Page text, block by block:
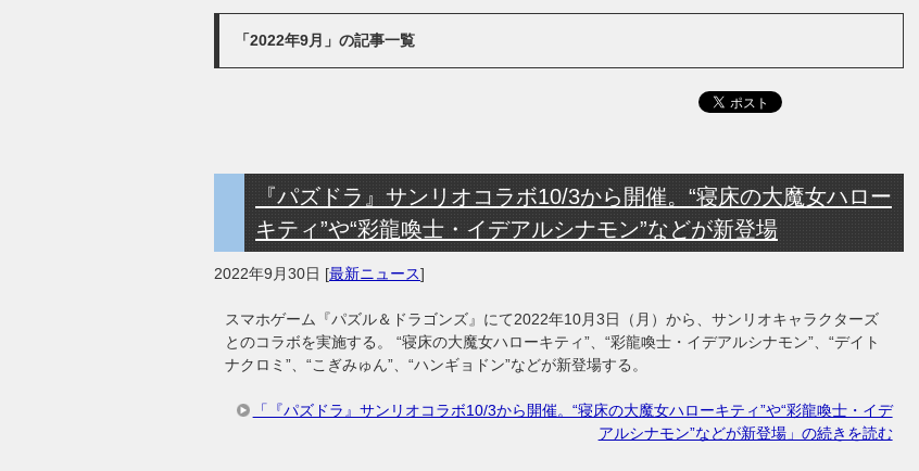
「2022年9月」の記事一覧
『パズドラ』サンリオコラボ10/3から開催。“寝床の大魔女ハロー
キティ”や“彩龍喚士・イデアルシナモン”などが新登場
2022年9月30日 [最新ニュース]
スマホゲーム『パズル＆ドラゴンズ』にて2022年10月3日（月）から、サンリオキャラクターズ
とのコラボを実施する。 “寝床の大魔女ハローキティ”、“彩龍喚士・イデアルシナモン”、“デイト
ナクロミ”、“こぎみゅん”、“ハンギョドン”などが新登場する。
「『パズドラ』サンリオコラボ10/3から開催。“寝床の大魔女ハローキティ”や“彩龍喚士・イデ
アルシナモン”などが新登場」の続きを読む